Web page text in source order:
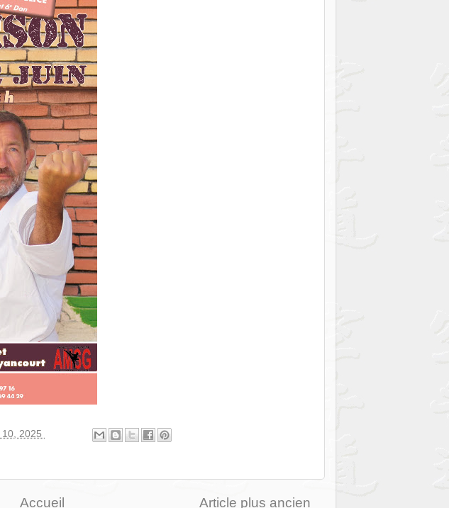
2025
Article plus ancien
Accueil